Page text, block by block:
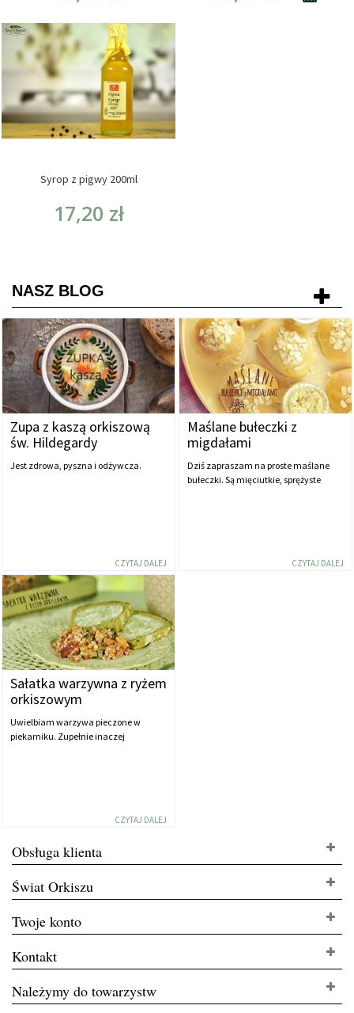
Syrop z pigwy 200ml
17,20 zł
NASZ BLOG
Zupa z kaszą orkiszową
św. Hildegardy
Jest zdrowa, pyszna i odżywcza.
CZYTAJ DALEJ
Maślane bułeczki z
migdałami
Dziś zapraszam na proste maślane
bułeczki. Są mięciutkie, sprężyste
CZYTAJ DALEJ
Sałatka warzywna z ryżem
orkiszowym
Uwielbiam warzywa pieczone w
piekarniku. Zupełnie inaczej
CZYTAJ DALEJ
Obsługa klienta
Świat Orkiszu
Twoje konto
Kontakt
Należymy do towarzystw